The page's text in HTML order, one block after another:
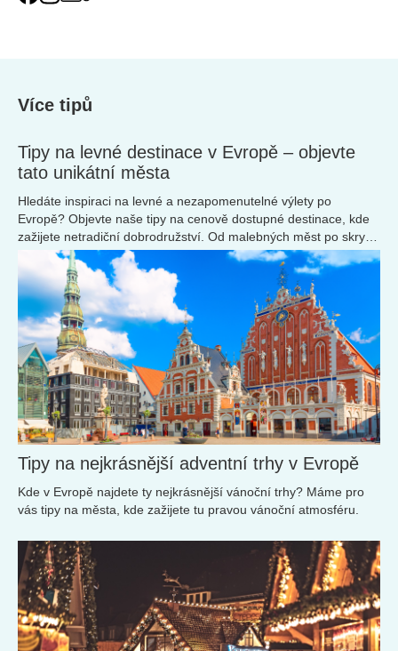
Více tipů
Tipy na levné destinace v Evropě – objevte
tato unikátní města
Hledáte inspiraci na levné a nezapomenutelné výlety po
Evropě? Objevte naše tipy na cenově dostupné destinace, kde
zažijete netradiční dobrodružství. Od malebných měst po skryté
přírodní klenoty, poradíme vám, jak cestovat s nízkým
rozpočtem a přesto si užít skvělé zážitky.
Tipy na nejkrásnější adventní trhy v Evropě
Kde v Evropě najdete ty nejkrásnější vánoční trhy? Máme pro
vás tipy na města, kde zažijete tu pravou vánoční atmosféru.